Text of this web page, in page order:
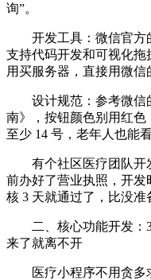
询”。
开发工具：微信官方
支持代码开发和可视化拖
用买服务器，直接用微信
设计规范：参考微信
南》，按钮颜色别用红色
至少 14 号，老年人也能看
有个社区医疗团队开
前办好了营业执照，开
核 3 天就通过了，比没准
二、核心功能开发：
来了就离不开
医疗小程序不用贪多